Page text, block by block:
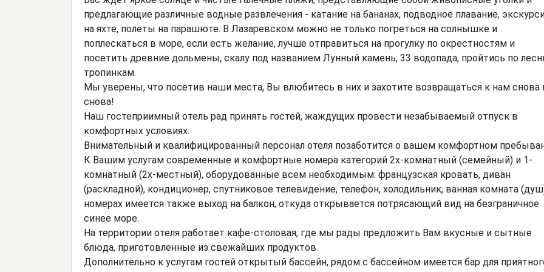
предлагающие различные водные развлечения - катание на бананах, подводное плавание,
на яхте, полеты на парашюте. В Лазаревском можно не только погреться на солнышке и
поплескаться в море, если есть желание, лучше отправиться на прогулку по окрестностям и
посетить древние дольмены, скалу под названием Лунный камень, 33 водопада, пройтись по
тропинкам.
Мы уверены, что посетив наши места, Вы влюбитесь в них и захотите возвращаться к нам снова
снова!
Наш гостеприимный отель рад принять гостей, жаждущих провести незабываемый отпуск в
комфортных условиях.
Внимательный и квалифицированный персонал отеля позаботится о вашем комфортном
К Вашим услугам современные и комфортные номера категорий 2х-комнатный (семейный) и 1-
комнатный (2х-местный), оборудованные всем необходимым: французская кровать, диван
(раскладной), кондиционер, спутниковое телевидение, телефон, холодильник, ванная комната
номерах имеется также выход на балкон, откуда открывается потрясающий вид на безграничное
синее море.
На территории отеля работает кафе-столовая, где мы рады предложить Вам вкусные и сытные
блюда, приготовленные из свежайших продуктов.
Дополнительно к услугам гостей открытый бассейн, рядом с бассейном имеется бар для